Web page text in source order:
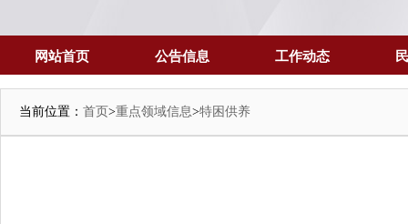
网站首页 公告信息 工作动态
当前位置： 首页 >重点领域信息>特困供养